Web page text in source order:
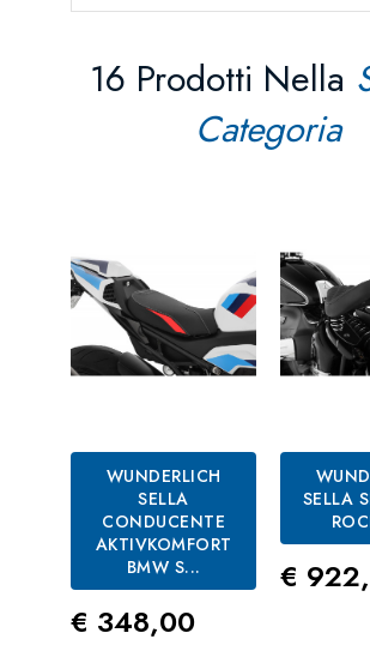
16 Prodotti Nella
Categoria
WUNDERLICH
SELLA
CONDUCENTE
AKTIVKOMFORT
BMW S...
Prezzo
€ 348,00
SELLA
€